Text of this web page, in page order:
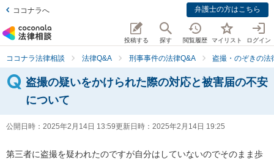
ココナラへ 弁護士の方はこちら
投稿する 探す 閲覧履歴 マイリスト ログイン
ココナラ法律相談 法律Q&A 刑事事件の法律Q&A 盗撮・のぞきの法
盗撮の疑いをかけられた際の対応と被害届の不安
について
公開日時： 2025年2月14日 13:59更新日時： 2025年2月14日 19:25
第三者に盗撮を疑われたのですが自分はしていないのでそのまま歩